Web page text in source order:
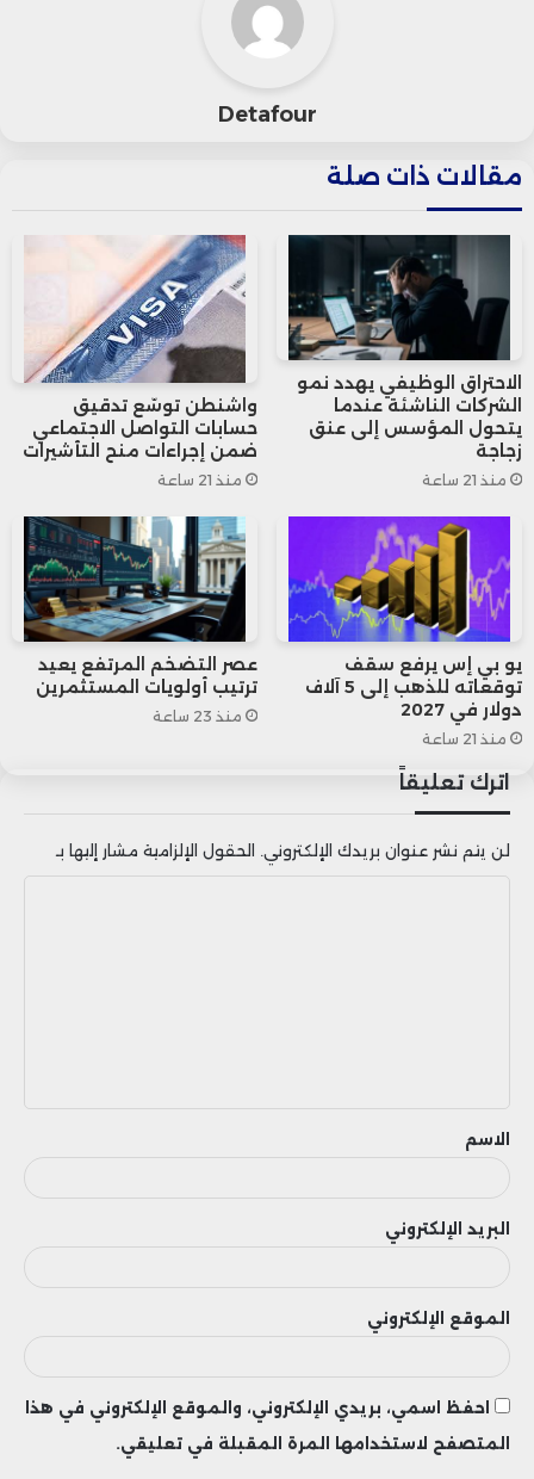
بشأن “إنفيديا” لا يرتبط بالمفاوضات الجارية بين
وكانت هيئة تنظيم السوق الصينية قد أعلنت
أمس أن “إنفيديا” انتهكت قواعد مكافحة
الاحتكار بعد استحواذها على شركة “ميلانوكس
تكنولوجيز”، المتخصصة في تصنيع معدات
الشبكات، وهو ما أثار ردود فعل أمريكية
رسمية.
Detafour
مقالات ذات صلة
الاحتراق الوظيفي يهدد نمو
الشركات الناشئة عندما
يتحول المؤسس إلى عنق
زجاجة
منذ 21 ساعة
واشنطن توسّع تدقيق
حسابات التواصل الاجتماعي
ضمن إجراءات منح التأشيرات
منذ 21 ساعة
يو بي إس يرفع سقف
توقعاته للذهب إلى 5 آلاف
دولار في 2027
منذ 21 ساعة
عصر التضخم المرتفع يعيد
ترتيب أولويات المستثمرين
منذ 23 ساعة
اترك تعليقاً
لن يتم نشر عنوان بريدك الإلكتروني. الحقول الإلزامية مشار إليها بـ
ق
الاسم
البريد الإلكتروني
الموقع الإلكتروني
احفظ اسمي، بريدي الإلكتروني، والموقع الإلكتروني في هذا
المتصفح لاستخدامها المرة المقبلة في تعليقي.